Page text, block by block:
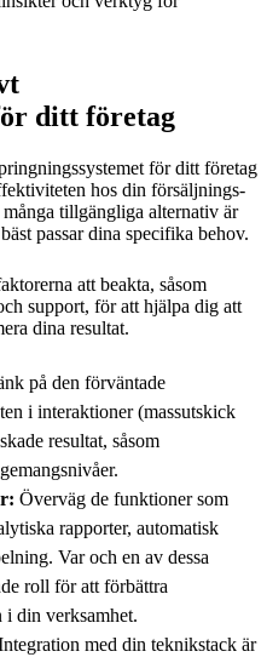
ditt företag
för ditt företag
hos din försäljnings-
tillgängliga alternativ är
passar dina specifika behov.
att beakta, såsom
support, för att hjälpa dig att
dina resultat.
på den förväntade
i interaktioner (massutskick
resultat, såsom
Överväg de funktioner som
rapporter, automatisk
Var och en av dessa
roll för att förbättra
i din verksamhet.
med din teknikstack är